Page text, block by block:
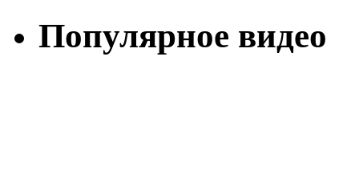
Популярное видео